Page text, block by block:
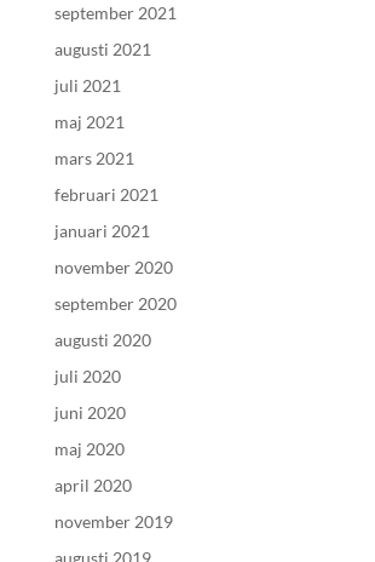
september 2021
augusti 2021
juli 2021
maj 2021
mars 2021
februari 2021
januari 2021
november 2020
september 2020
augusti 2020
juli 2020
juni 2020
maj 2020
april 2020
november 2019
augusti 2019